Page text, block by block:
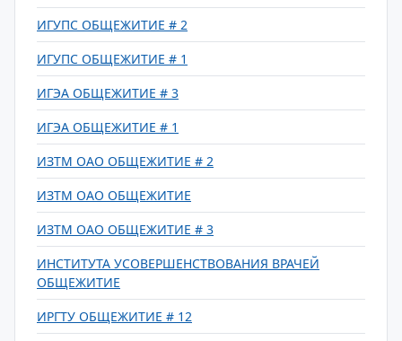
ИГУПС ОБЩЕЖИТИЕ # 2
ИГУПС ОБЩЕЖИТИЕ # 1
ИГЭА ОБЩЕЖИТИЕ # 3
ИГЭА ОБЩЕЖИТИЕ # 1
ИЗТМ ОАО ОБЩЕЖИТИЕ # 2
ИЗТМ ОАО ОБЩЕЖИТИЕ
ИЗТМ ОАО ОБЩЕЖИТИЕ # 3
ИНСТИТУТА УСОВЕРШЕНСТВОВАНИЯ ВРАЧЕЙ
ОБЩЕЖИТИЕ
ИРГТУ ОБЩЕЖИТИЕ # 12